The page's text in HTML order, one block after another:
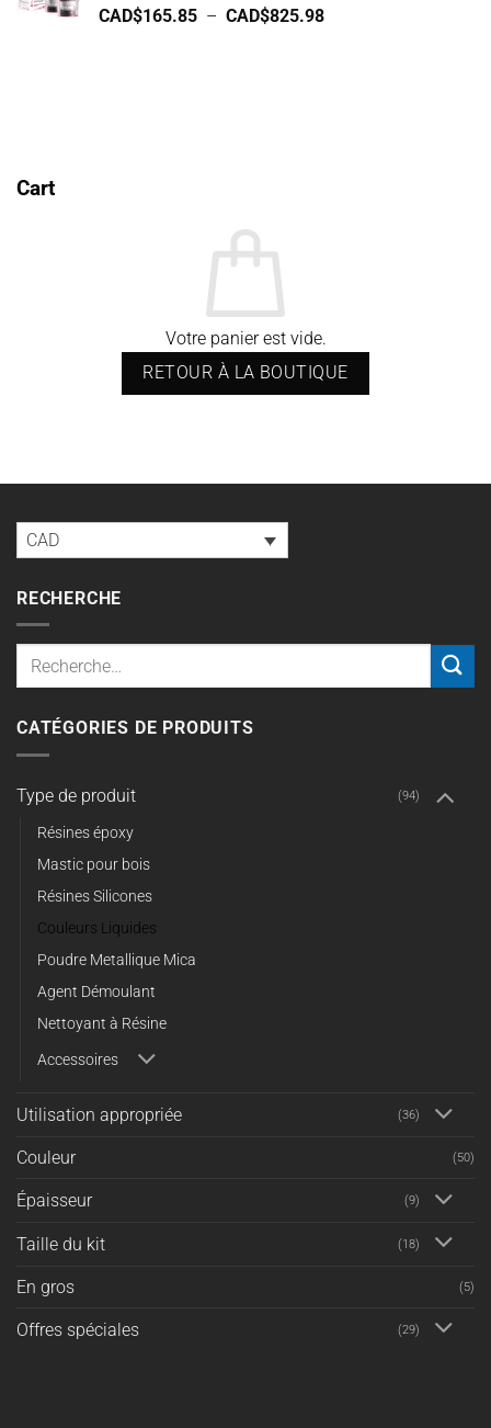
à
CAD$165.85 – CAD$825.98Plage
Cart
Votre panier est vide.
RETOUR À LA BOUTIQUE
CAD
RECHERCHE
Recherche
CATÉGORIES DE PRODUITS
Type de produit (94)
Résines époxy
Mastic pour bois
Résines Silicones
Couleurs Liquides
Poudre Metallique Mica
Agent Démoulant
Nettoyant à Résine
Accessoires
Utilisation appropriée (36)
Couleur (50)
Épaisseur (9)
Taille du kit (18)
En gros (5)
Offres spéciales (29)